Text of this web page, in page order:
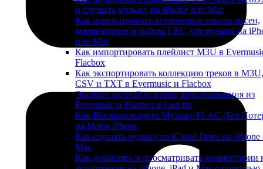
и слушать музыку на iPhone или Mac
Как просматривать встроенные тексты песен,
комментарии и файлы LRC для музыки на
или Mac
Как импортировать плейлист M3U в
Flacbox
Как экспортировать коллекцию треков в M3U,
CSV и TXT в Evermusic и Flacbox
Экспорт полной истории прослушивания из
Evermusic и Flacbox в Last.fm
Как Воспроизводить Музыку FLAC (Без
на Моём iPhone
Как слушать музыку из iCloud Drive на iPhone
Mac
Как добавлять и просматривать комментарии